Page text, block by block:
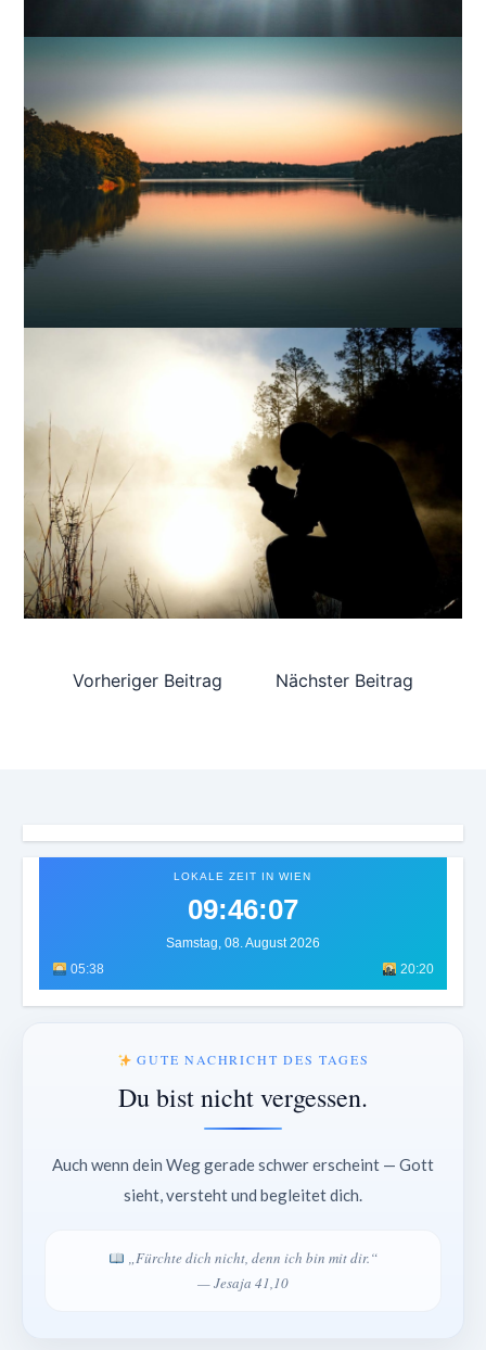
Vorheriger Beitrag Nächster Beitrag
LOKALE ZEIT IN WIEN
09:46:11
Samstag, 08. August 2026
05:38
20:20
GUTE NACHRICHT DES TAGES
Du bist nicht vergessen.
Auch wenn dein Weg gerade schwer erscheint — Gott
sieht, versteht und begleitet dich.
„Fürchte dich nicht, denn ich bin mit dir.“
— Jesaja 41,10